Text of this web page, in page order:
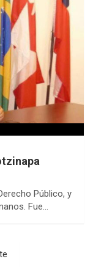
Público, y
Fue…